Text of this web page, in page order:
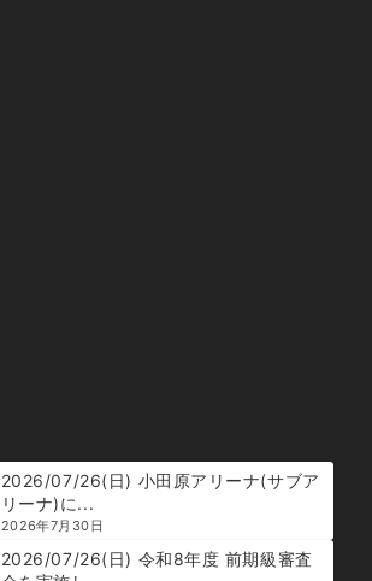
2026/07/26(日) 小田原アリーナ(サブア
リーナ)に...
2026年7月30日
2026/07/26(日) 令和8年度 前期級審査